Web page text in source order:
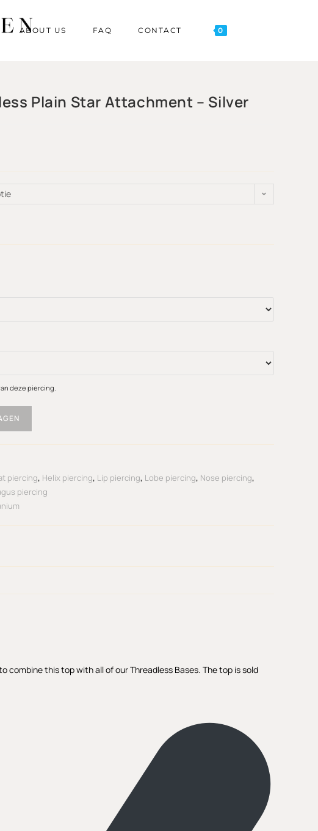
ABOUT US FAQ CONTACT 0
Plain Star Attachment – Silver
deze piercing.
piercing, Helix piercing, Lip piercing, Lobe piercing, Nose piercing,
piercing
combine this top with all of our Threadless Bases. The top is sold